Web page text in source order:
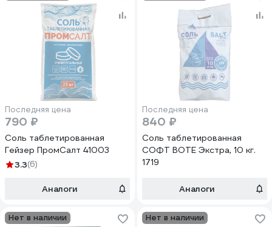
Последняя цена
790 ₽
Соль таблетированная
Гейзер ПромСалт 41003
3.3(6)
Аналоги
Последняя цена
840 ₽
Соль таблетированная
СОФТ ВОТЕ Экстра, 10 кг.
1719
Аналоги
Нет в наличии Нет в наличии